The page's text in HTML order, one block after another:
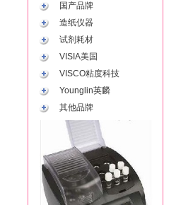
国产品牌
造纸仪器
试剂耗材
VISIA美国
VISCO粘度科技
Younglin英麟
其他品牌